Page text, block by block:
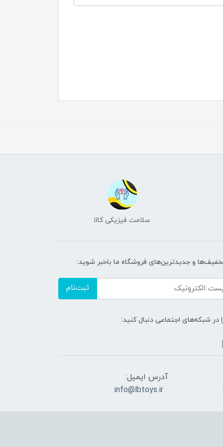
سلامت فیزیکی کالا
و جدیدترین‌های فروشگاه ما باخبر شوید:
ثبت‌نام
در شبکه‌های اجتماعی دنبال کنید:
آدرس ایمیل:
info@lbtoys.ir